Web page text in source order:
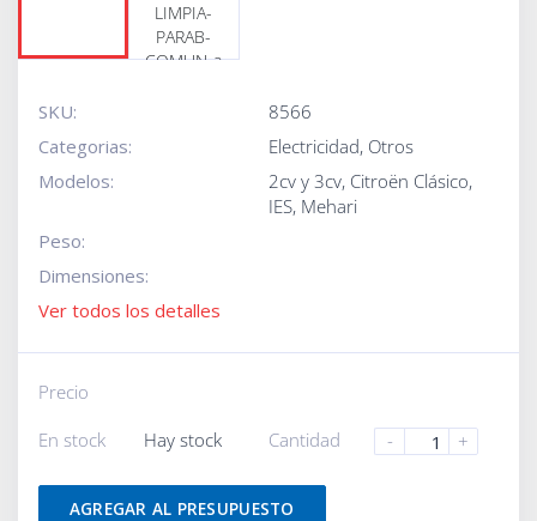
SKU:
8566
Categorias:
Electricidad, Otros
Modelos:
2cv y 3cv, Citroën Clásico,
IES, Mehari
Peso:
Dimensiones:
Ver todos los detalles
Precio
En stock
Hay stock Cantidad - +
AGREGAR AL PRESUPUESTO